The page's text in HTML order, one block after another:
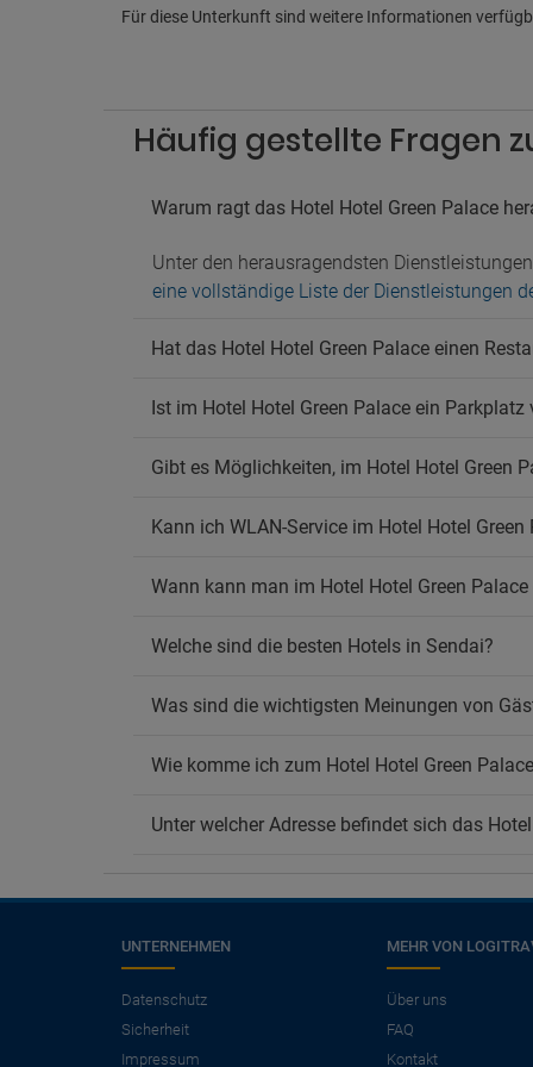
Für diese Unterkunft sind weitere Informationen
Häufig gestellte Fragen
Warum ragt das Hotel Hotel Green Palace
Unter den herausragendsten
eine vollständige Liste der Dienstleistungen
Hat das Hotel Hotel Green Palace einen
Ist im Hotel Hotel Green Palace ein Parkplatz
Gibt es Möglichkeiten, im Hotel Hotel Green
Kann ich WLAN-Service im Hotel Hotel Green
Wann kann man im Hotel Hotel Green
Welche sind die besten Hotels in Sendai?
Was sind die wichtigsten Meinungen von
Wie komme ich zum Hotel Hotel Green
Unter welcher Adresse befindet sich das
Benötigen Sie einen
Flug?
UNTERNEHMEN
Datenschutz
Sicherheit
Impressum
MEHR VON
Über uns
FAQ
Kontakt